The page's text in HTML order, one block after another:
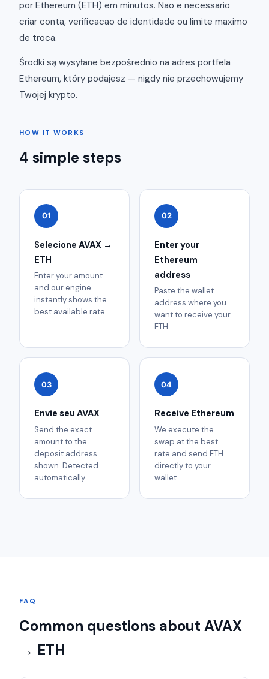
por Ethereum (ETH) em minutos. Nao e necessario
criar conta, verificacao de identidade ou limite maximo
de troca.
Środki są wysyłane bezpośrednio na adres portfela
Ethereum, który podajesz — nigdy nie przechowujemy
Twojej krypto.
HOW IT WORKS
4 simple steps
01
Selecione AVAX →
ETH
Enter your amount
and our engine
instantly shows the
best available rate.
02
Enter your
Ethereum
address
Paste the wallet
address where you
want to receive your
ETH.
03
Envie seu AVAX
Send the exact
amount to the
deposit address
shown. Detected
automatically.
04
Receive Ethereum
We execute the
swap at the best
rate and send ETH
directly to your
wallet.
FAQ
Common questions about AVAX
→ ETH